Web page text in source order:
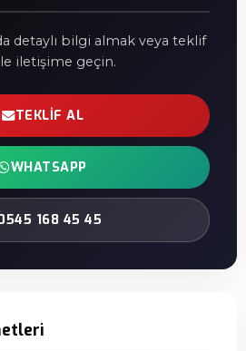
detaylı bilgi almak veya teklif
iletişime geçin.
TEKLIF AL
WHATSAPP
168 45 45